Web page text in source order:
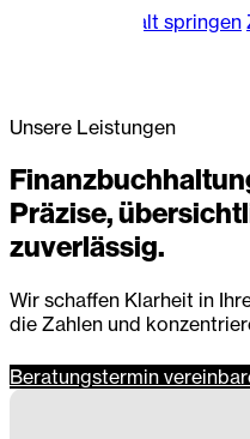
Zum Hauptinhalt springen
Unsere Leistungen
Präzise,
zuverlässig.
Wir schaffen Klarheit in
die Zahlen und
Beratungstermin